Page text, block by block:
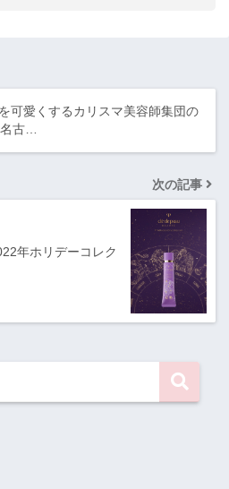
可愛くするカリスマ美容師集団の
古…
次の記事
年ホリデーコレク